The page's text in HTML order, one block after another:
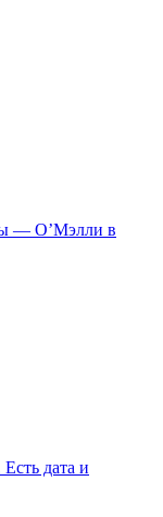
— О’Мэлли в
дата и